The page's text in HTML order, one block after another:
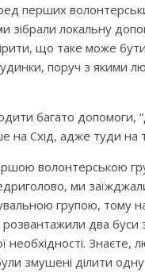
перших
зібрали локальну
що таке може
поруч з якими
багато допомоги,
Схід, адже туди на
волонтерською
ми
групою, тому
два
Знаєте,
змушені ділити одну